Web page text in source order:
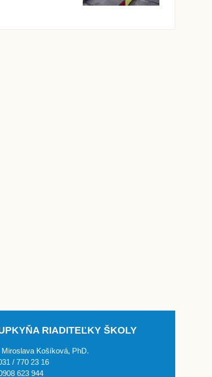
RIADITEĽKY ŠKOLY
Miroslava Košíková, PhD.
/ 770 23 16
623 944